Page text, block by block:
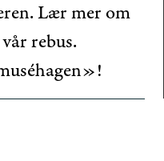
Lær mer om
rebus.